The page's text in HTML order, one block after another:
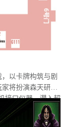
以卡牌构筑与剧
将扮演森天研究
接口仪器，潜入超
识异化的危机，
。玩家需要在扭曲